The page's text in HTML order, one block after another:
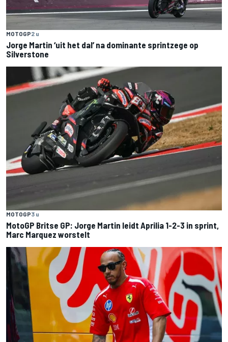
MOTOGP2 u
Jorge Martin ‘uit het dal’ na dominante sprintzege op
Silverstone
MOTOGP3 u
MotoGP Britse GP: Jorge Martin leidt Aprilia 1-2-3 in sprint,
Marc Marquez worstelt